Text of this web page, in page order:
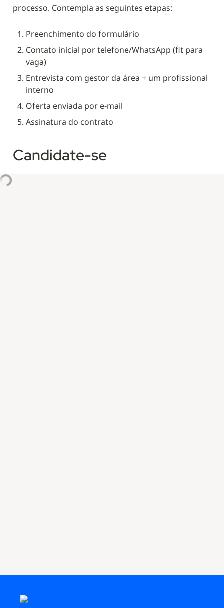
processo. Contempla as seguintes etapas:
Preenchimento do formulário
Contato inicial por telefone/WhatsApp (fit para
vaga)
Entrevista com gestor da área + um profissional
interno
Oferta enviada por e-mail
Assinatura do contrato
Candidate-se